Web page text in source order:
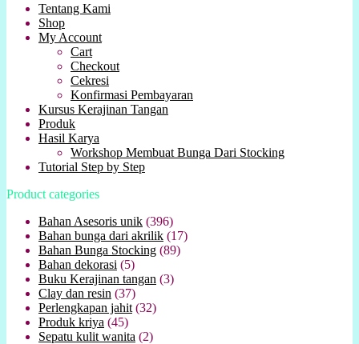
Tentang Kami
Shop
My Account
Cart
Checkout
Cekresi
Konfirmasi Pembayaran
Kursus Kerajinan Tangan
Produk
Hasil Karya
Workshop Membuat Bunga Dari Stocking
Tutorial Step by Step
Product categories
Bahan Asesoris unik (396)
Bahan bunga dari akrilik (17)
Bahan Bunga Stocking (89)
Bahan dekorasi (5)
Buku Kerajinan tangan (3)
Clay dan resin (37)
Perlengkapan jahit (32)
Produk kriya (45)
Sepatu kulit wanita (2)